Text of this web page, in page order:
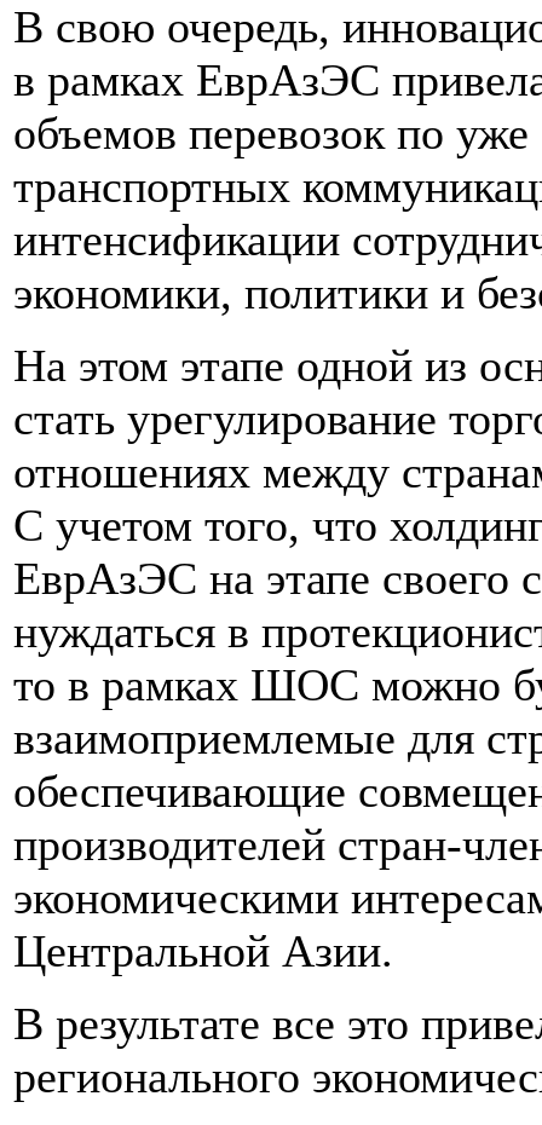
В свою очередь,
в рамках ЕврАзЭС
объемов перевозок по
транспортных
интенсификации
экономики, политики и
На этом этапе одной из
стать урегулирование
отношениях между
С учетом того, что
ЕврАзЭС на этапе своего
нуждаться в
то в рамках ШОС можно
взаимоприемлемые для
обеспечивающие
производителей стран-
экономическими
Центральной Азии.
В результате все это
регионального